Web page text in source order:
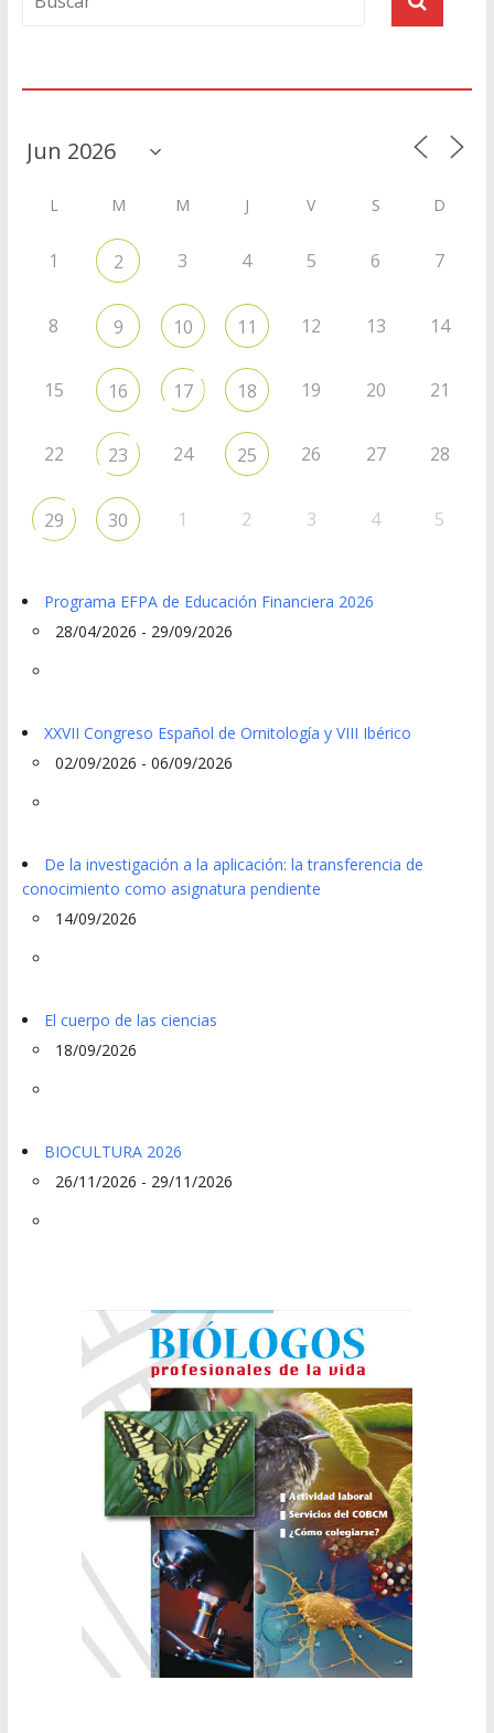
L M M J V S D
1 2 3 4 5 6 7
8 9 10 11 12 13 14
15 16 17 18 19 20 21
22 23 24 25 26 27 28
29 30 1 2 3 4 5
Programa EFPA de Educación Financiera 2026
28/04/2026 - 29/09/2026
XXVII Congreso Español de Ornitología y VIII Ibérico
02/09/2026 - 06/09/2026
De la investigación a la aplicación: la transferencia de
conocimiento como asignatura pendiente
14/09/2026
El cuerpo de las ciencias
18/09/2026
BIOCULTURA 2026
26/11/2026 - 29/11/2026